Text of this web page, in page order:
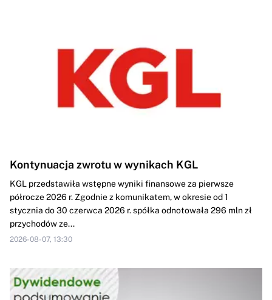
Kontynuacja zwrotu w wynikach KGL
KGL przedstawiła wstępne wyniki finansowe za pierwsze
półrocze 2026 r. Zgodnie z komunikatem, w okresie od 1
stycznia do 30 czerwca 2026 r. spółka odnotowała 296 mln zł
przychodów ze...
2026-08-07, 13:30